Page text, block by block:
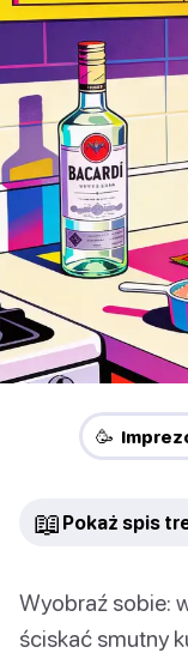
🥳
📖 Pokaż spis
Wyobraź sobie:
ściskać smutny